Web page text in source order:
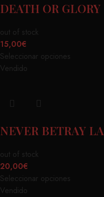
DEATH OR
out of stock
15,00€
Seleccionar opciones
Vendido
NEVER BETRAY
out of stock
20,00€
Seleccionar opciones
Vendido